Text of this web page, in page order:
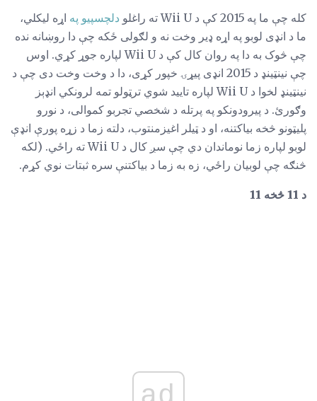
کله چې ما په 2015 کې د Wii U ته راغلو دلچسپیو په اړه لیکلي،
ما د انډی لوبو په اړه ډیر وخت نه و لګولی ځکه چې دا روښانه نده
چې څوک به دا په روان کال کې د Wii U لپاره جوړ کړي. اوس
چې نینټینډ د 2015 انډی پیړۍ خپور کړی، دا د وخت وخت دی چې د
نینټینډ لخوا د Wii U لپاره تایید شوي ترټولو تمه لرونکي انډېز
وګورئ. د پیرودونکو په پرتله د شخصي تجربو کموالی، د نورو
پلیټونو څخه بیاکتنه، او د ټیلر اغیزمنتوب، دلته زما د زړه پورې انډې
لوبو لپاره زما نوماندان دي چې سږ کال د Wii U ته راځي. (لکه
څنګه چې لوبیان راځي، زه به زما د بیاکتنې سره ثبتات نوي کړم.
د 11 څخه 11
ad